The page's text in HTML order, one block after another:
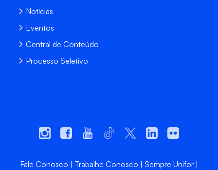
Notícias
Eventos
Central de Conteúdo
Processo Seletivo
Fale Conosco Trabalhe Conosco
Sempre Unifor